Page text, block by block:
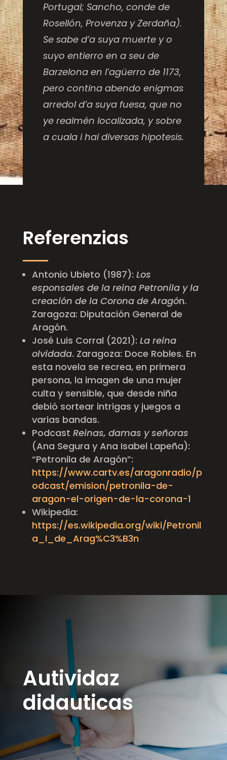
Portugal; Sancho, conde de
Rosellón, Provenza y Zerdaña).
Se sabe d’a suya muerte y o
suyo entierro en a seu de
Barzelona en l’agüerro de 1173,
pero contina abendo enigmas
arredol d’a suya fuesa, que no
ye realmén localizada, y sobre
a cuala i hai diversas hipotesis.
Referenzias
Antonio Ubieto (1987): Los
esponsales de la reina Petronila y la
creación de la Corona de Aragón.
Zaragoza: Diputación General de
Aragón.
José Luis Corral (2021): La reina
olvidada. Zaragoza: Doce Robles. En
esta novela se recrea, en primera
persona, la imagen de una mujer
culta y sensible, que desde niña
debió sortear intrigas y juegos a
varias bandas.
Podcast Reinas, damas y señoras
(Ana Segura y Ana Isabel Lapeña):
“Petronila de Aragón”:
https://www.cartv.es/aragonradio/p
odcast/emision/petronila-de-
aragon-el-origen-de-la-corona-1
Wikipedia:
https://es.wikipedia.org/wiki/Petronil
a_I_de_Arag%C3%B3n
Autividaz
didauticas